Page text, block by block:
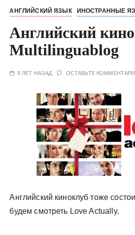
АНГЛИЙСКИЙ ЯЗЫК ИНОСТРАННЫЕ
Английский
Multilinguablog
9 ЛЕТ НАЗАД ОСТАВЬТЕ
Английский киноклуб тоже
будем смотреть Love Actually.